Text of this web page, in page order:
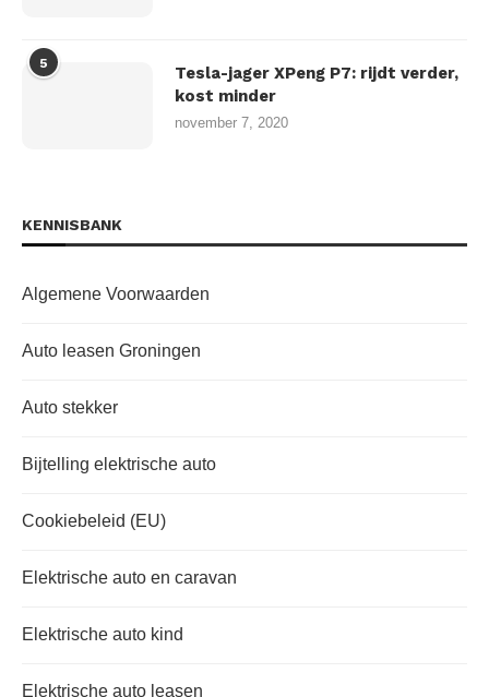
5
Tesla-jager XPeng P7: rijdt verder,
kost minder
november 7, 2020
KENNISBANK
Algemene Voorwaarden
Auto leasen Groningen
Auto stekker
Bijtelling elektrische auto
Cookiebeleid (EU)
Elektrische auto en caravan
Elektrische auto kind
Elektrische auto leasen